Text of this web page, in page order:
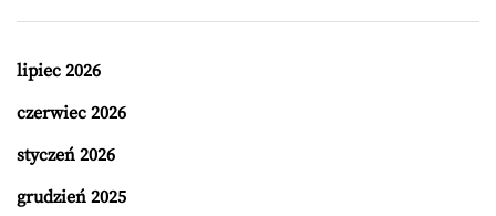
lipiec 2026
czerwiec 2026
styczeń 2026
grudzień 2025